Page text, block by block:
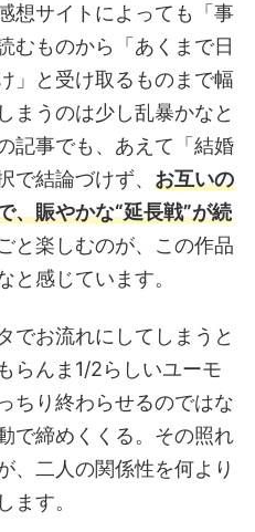
想サイトによっても「事
むものから「あくまで日
」と受け取るものまで幅
まうのは少し乱暴かなと
記事でも、あえて「結婚
で結論づけず、 お互いの
、賑やかな“延長戦”が続
楽しむのが、この作品
と感じています。
でお流れにしてしまうと
らんま1/2らしいユーモ
ちり終わらせるのではな
で締めくくる。その照れ
、二人の関係性を何より
ます。